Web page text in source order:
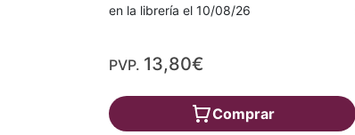
en la librería el 10/08/26
PVP. 13,80€
Comprar